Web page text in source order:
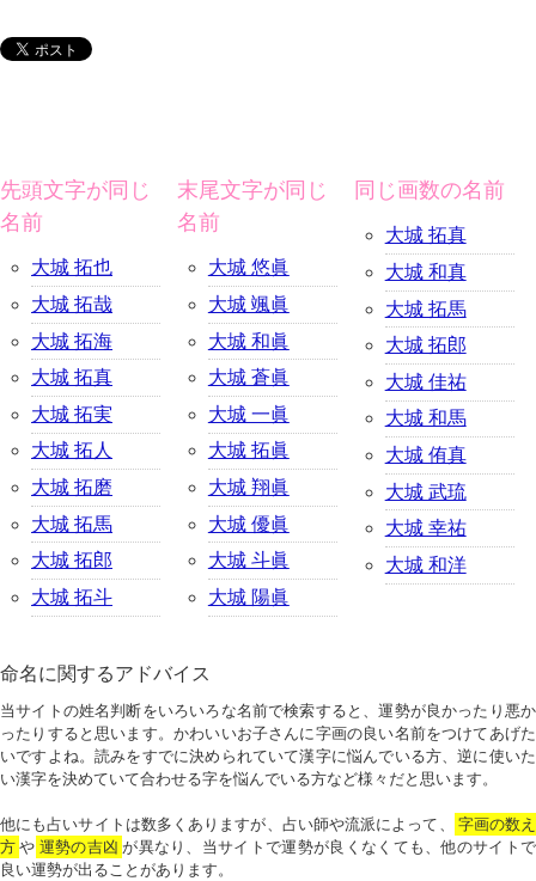
先頭文字が同じ
名前
大城 拓也
大城 拓哉
大城 拓海
大城 拓真
大城 拓実
大城 拓人
大城 拓磨
大城 拓馬
大城 拓郎
大城 拓斗
末尾文字が同じ
名前
大城 悠眞
大城 颯眞
大城 和眞
大城 蒼眞
大城 一眞
大城 拓眞
大城 翔眞
大城 優眞
大城 斗眞
大城 陽眞
同じ画数の名前
大城 拓真
大城 和真
大城 拓馬
大城 拓郎
大城 佳祐
大城 和馬
大城 侑真
大城 武琉
大城 幸祐
大城 和洋
命名に関するアドバイス
当サイトの姓名判断をいろいろな名前で検索すると、運勢が良かったり悪か
ったりすると思います。かわいいお子さんに字画の良い名前をつけてあげた
いですよね。読みをすでに決められていて漢字に悩んでいる方、逆に使いた
い漢字を決めていて合わせる字を悩んでいる方など様々だと思います。
他にも占いサイトは数多くありますが、占い師や流派によって、
字画の数え
方 や 運勢の吉凶 が異なり、当サイトで運勢が良くなくても、他のサイトで
良い運勢が出ることがあります。